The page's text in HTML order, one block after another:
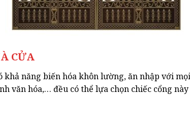
CỬA
năng biến hóa khôn lường, ăn nhập với
hóa,… đều có thể lựa chọn chiếc cổng này